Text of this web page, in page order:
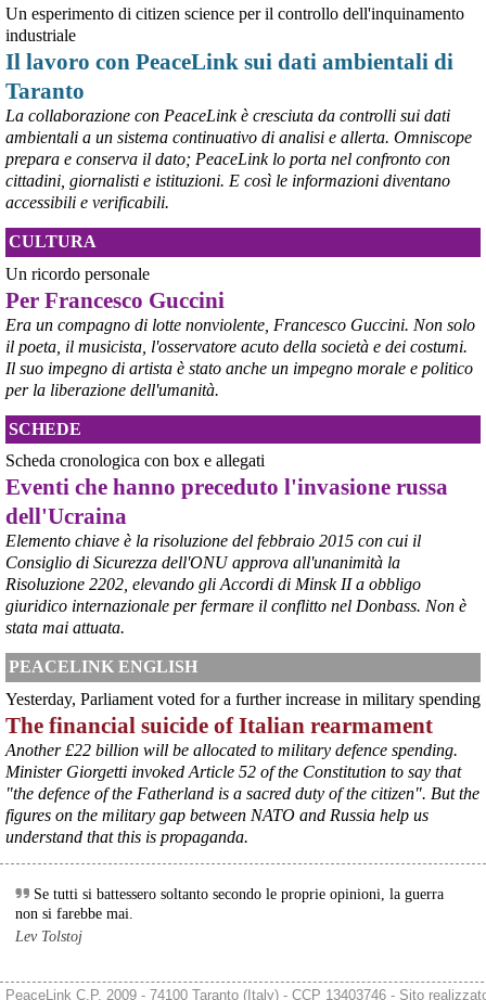
askanews.it/2026/08/05/ex-ilva
“Dal confronto con tutti gli attori e dai contributi raccolti il Governo
elaborerà, come concordato a Palazzo Chigi, un piano straordinario
per Taranto”, avrebbe detto il ministro Urso.
#Taranto #
@peacelink - 6/8/2026 21:50
corriereditaranto.it/2026/08/0
Aprendo i lavori, il ministro Urso ha sottolineato come il Governo
debba necessariamente prendere atto della decisione della Corte
d’Appello di Milano, ricordando che il provvedimento è già stato
inserito nella data room della procedura di vendita. “Alla luce del
nuovo scenario – ha spiegato – Jindal ha presentato una proposta
aggiornata sull’intero perimetro aziendale che tiene conto della
chiusura dell’area a caldo e che i commissari stanno valutando”.
#ILVA #Taranto
@peacelink - 6/8/2026 21:45
borsaitaliana.it/borsa/notizie
Si sta ragionando su un piano B per Taranto dopo la chiusura
dell’area a caldo dell’ILVA?
@peacelink - 6/8/2026 21:41
cronachetarantine.it/index.php
il Governo ha manifestato l’intenzione di predisporre un
provvedimento straordinario per attenuare le conseguenze
economiche e sociali della prevista fermata dell’area a caldo e ha
chiesto alle rappresentanze del territorio di formulare proposte
concrete per definirne i contenuti. Casartigiani valuta positivamente
questa disponibilità.
#ILVA #Taranto
Un esperimento di citizen science per il controllo dell'inquinamento
industriale
Il lavoro con PeaceLink sui dati ambientali di
Taranto
La collaborazione con PeaceLink è cresciuta da controlli sui dati
ambientali a un sistema continuativo di analisi e allerta. Omniscope
prepara e conserva il dato; PeaceLink lo porta nel confronto con
cittadini, giornalisti e istituzioni. E così le informazioni diventano
accessibili e verificabili.
CULTURA
Un ricordo personale
Per Francesco Guccini
Era un compagno di lotte nonviolente, Francesco Guccini. Non solo
il poeta, il musicista, l'osservatore acuto della società e dei costumi.
Il suo impegno di artista è stato anche un impegno morale e politico
per la liberazione dell'umanità.
SCHEDE
Scheda cronologica con box e allegati
Eventi che hanno preceduto l'invasione russa
dell'Ucraina
Elemento chiave è la risoluzione del febbraio 2015 con cui il
Consiglio di Sicurezza dell'ONU approva all'unanimità la
Risoluzione 2202, elevando gli Accordi di Minsk II a obbligo
giuridico internazionale per fermare il conflitto nel Donbass. Non è
stata mai attuata.
PEACELINK ENGLISH
Yesterday, Parliament voted for a further increase in military spending
The financial suicide of Italian rearmament
Another £22 billion will be allocated to military defence spending.
Minister Giorgetti invoked Article 52 of the Constitution to say that
"the defence of the Fatherland is a sacred duty of the citizen". But the
figures on the military gap between NATO and Russia help us
understand that this is propaganda.
Se tutti si battessero soltanto secondo le proprie opinioni, la guerra
non si farebbe mai.
Lev Tolstoj
PeaceLink C.P. 2009 - 74100 Taranto (Italy) - CCP 13403746 - Sito